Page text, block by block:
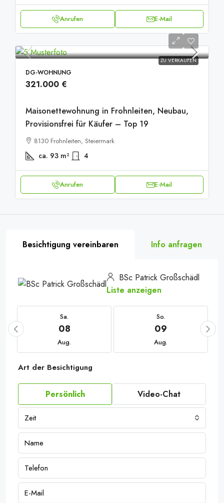
Anrufen E-Mail
ZU VERKAUFEN
DG-WOHNUNG
321.000 €
Maisonettewohnung in Frohnleiten, Neubau,
Provisionsfrei für Käufer – Top 19
8130 Frohnleiten, Steiermark
ca. 93 m² 4
Anrufen E-Mail
Besichtigung vereinbaren Info anfragen
BSc Patrick Großschädl
Liste anzeigen
Sa.
08
Aug.
So.
09
Aug.
Art der Besichtigung
Persönlich Video-Chat
Zeit